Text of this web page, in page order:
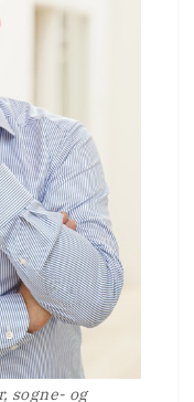
sogne- og